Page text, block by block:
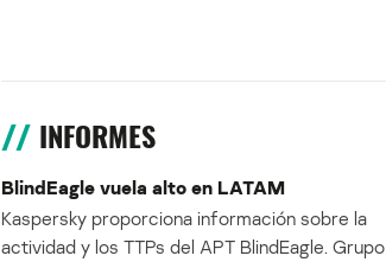
INFORMES
BlindEagle vuela alto en LATAM
Kaspersky proporciona información sobre la
actividad y los TTPs del APT BlindEagle. Grupo